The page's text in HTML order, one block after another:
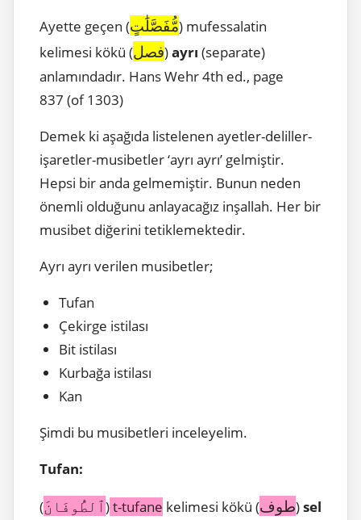
Ayette geçen (مُّفَصَّلَٰتٍ) mufessalatin
kelimesi kökü (فصل)ayrı (separate)
anlamındadır. Hans Wehr 4th ed., page
837 (of 1303)
Demek ki aşağıda listelenen ayetler-deliller-
işaretler-musibetler ‘ayrı ayrı’ gelmiştir.
Hepsi bir anda gelmemiştir. Bunun neden
önemli olduğunu anlayacağız inşallah. Her bir
musibet diğerini tetiklemektedir.
Ayrı ayrı verilen musibetler;
Tufan
Çekirge istilası
Bit istilası
Kurbağa istilası
Kan
Şimdi bu musibetleri inceleyelim.
Tufan:
(ٱلطُّوفَانَ)t-tufane kelimesi kökü (طوف)sel